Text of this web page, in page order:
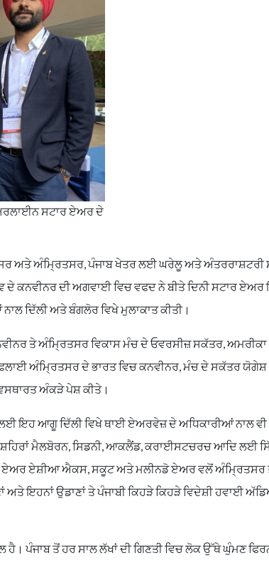
ਸਟਾਰ ਏਅਰ ਦੇ
ਅਤੇ ਅੰਮ੍ਰਿਤਸਰ, ਪੰਜਾਬ ਖੇਤਰ ਲਈ ਘਰੇਲੂ ਅਤੇ ਅੰਤਰਰਾਸ਼ਟਰੀ
ਦੇ ਕਨਵੀਨਰ ਦੀ ਅਗਵਾਈ ਵਿਚ ਵਫਦ ਨੇ ਬੀਤੇ ਦਿਨੀ ਸਟਾਰ
ਦਿੱਲੀ ਅਤੇ ਬੰਗਲੋਰ ਵਿਖੇ ਮੁਲਾਕਾਤ ਕੀਤੀ।
ਤੇ ਅੰਮ੍ਰਿਤਸਰ ਵਿਕਾਸ ਮੰਚ ਦੇ ਓਵਰਸੀਜ਼ ਸਕੱਤਰ, ਅਮਰੀਕਾ
ਅੰਮ੍ਰਿਤਸਰ ਦੇ ਭਾਰਤ ਵਿਚ ਕਨਵੀਨਰ, ਮੰਚ ਦੇ ਸਕੱਤਰ ਯੋਗੇਸ਼
ਅੰਕੜੇ ਪੇਸ਼ ਕੀਤੇ।
ਇਹ ਆਗੂ ਦਿੱਲੀ ਵਿਖੇ ਥਾਈ ਏਅਰਵੇਜ਼ ਦੇ ਅਧਿਕਾਰੀਆਂ ਨਾਲ
ਮੈਲਬੋਰਨ, ਸਿਡਨੀ, ਆਕਲੈਂਡ, ਕਰਾਈਸਟਚਰਚ ਆਦਿ ਲਈ
ਏਅਰ ਏਸ਼ੀਆ ਐਕਸ, ਸਕੂਟ ਅਤੇ ਮਲੀਨਡੋ ਏਅਰ ਵਲੋਂ ਅੰਮ੍ਰਿਤਸਰ
ਇਹਨਾਂ ਉਡਾਣਾਂ ਤੇ ਪੰਜਾਬੀ ਕਿਹੜੇ ਕਿਹੜੇ ਵਿਦੇਸ਼ੀ ਹਵਾਈ
ਪੰਜਾਬ ਤੋਂ ਹਰ ਸਾਲ ਲੱਖਾਂ ਦੀ ਗਿਣਤੀ ਵਿਚ ਲੋਕ ਉੱਥੇ ਘੁੰਮਣ